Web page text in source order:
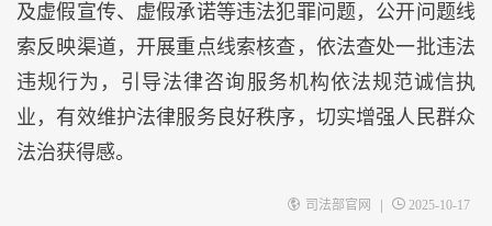
及虚假宣传、虚假承诺等违法犯罪问题，公开问题线
索反映渠道，开展重点线索核查，依法查处一批违法
违规行为，引导法律咨询服务机构依法规范诚信执
业，有效维护法律服务良好秩序，切实增强人民群众
法治获得感。
司法部官网 | 2025-10-17